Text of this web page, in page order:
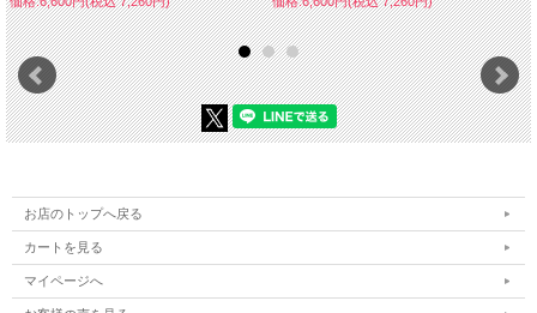
お店のトップへ戻る
カートを見る
マイページへ